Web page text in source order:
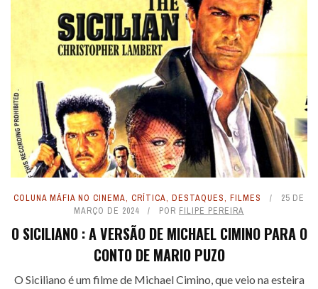
COLUNA MÁFIA NO CINEMA, CRÍTICA, DESTAQUES, FILMES
25 DE
MARÇO DE 2024
POR FILIPE PEREIRA
O SICILIANO : A VERSÃO DE MICHAEL CIMINO PARA O
CONTO DE MARIO PUZO
O Siciliano é um filme de Michael Cimino, que veio na esteira